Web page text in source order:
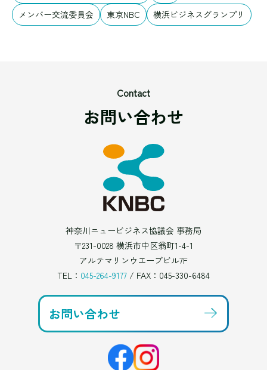
メンバー交流委員会
東京NBC 横浜ビジネスグランプリ
Contact
お問い合わせ
神奈川ニュービジネス協議会 事務局
〒231-0028 横浜市中区翁町1-4-1
アルテマリンウエーブビル7F
TEL： 045-264-9177 / FAX：045-330-6484
お問い合わせ